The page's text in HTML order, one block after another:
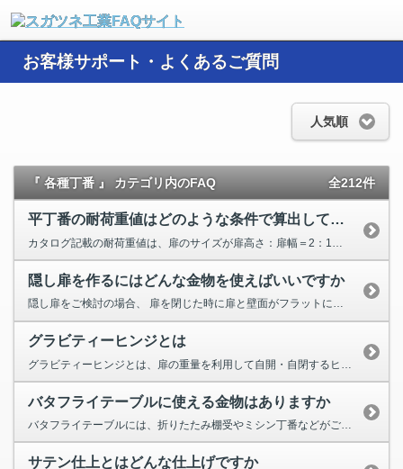
お客様サポート・よくあるご質問
人気順
『 各種丁番 』 カテゴリ内のFAQ 全212件
平丁番の耐荷重値はどのような条件で算出していますか
カタログ記載の耐荷重値は、扉のサイズが扉高さ：扉幅＝2：1で、 上下に離して取り付けた場合（2個使い）の値です。...
隠し扉を作るにはどんな金物を使えばいいですか
隠し扉をご検討の場合、 扉を閉じた時に扉と壁面がフラットになる金物を使用してください。 隠し扉（引き戸・開...
グラビティーヒンジとは
バタフライテーブルに使える金物はありますか
バタフライテーブルには、折りたたみ棚受やミシン丁番などがご使用いただけます。 折りたたみ棚受には、急な落下を防...
サテン仕上とはどんな仕上げですか